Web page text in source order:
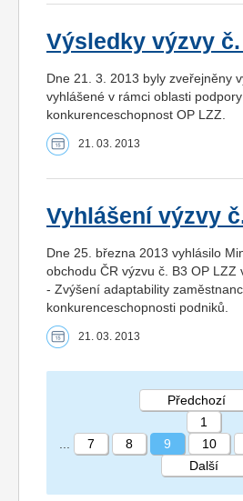
Výsledky výzvy č.
Dne 21. 3. 2013 byly zveřejněny
vyhlášené v rámci oblasti
konkurenceschopnost OP LZZ.
21. 03. 2013
Vyhlášení výzvy
Dne 25. března 2013 vyhlásilo
obchodu ČR výzvu č. B3 OP LZZ
- Zvýšení adaptability
konkurenceschopnosti podniků.
21. 03. 2013
STRÁNKA 9 36
Předchozí
1
7 8 9 10
Další